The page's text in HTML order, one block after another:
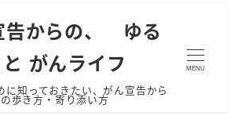
告からの、 ゆる
がんライフ
に知っておきたい、がん宣告から
の歩き方・寄り添い方
MENU